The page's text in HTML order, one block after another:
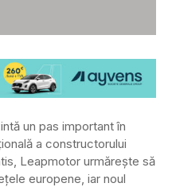
un pas important în
a constructorului
Leapmotor urmărește să
europene, iar noul